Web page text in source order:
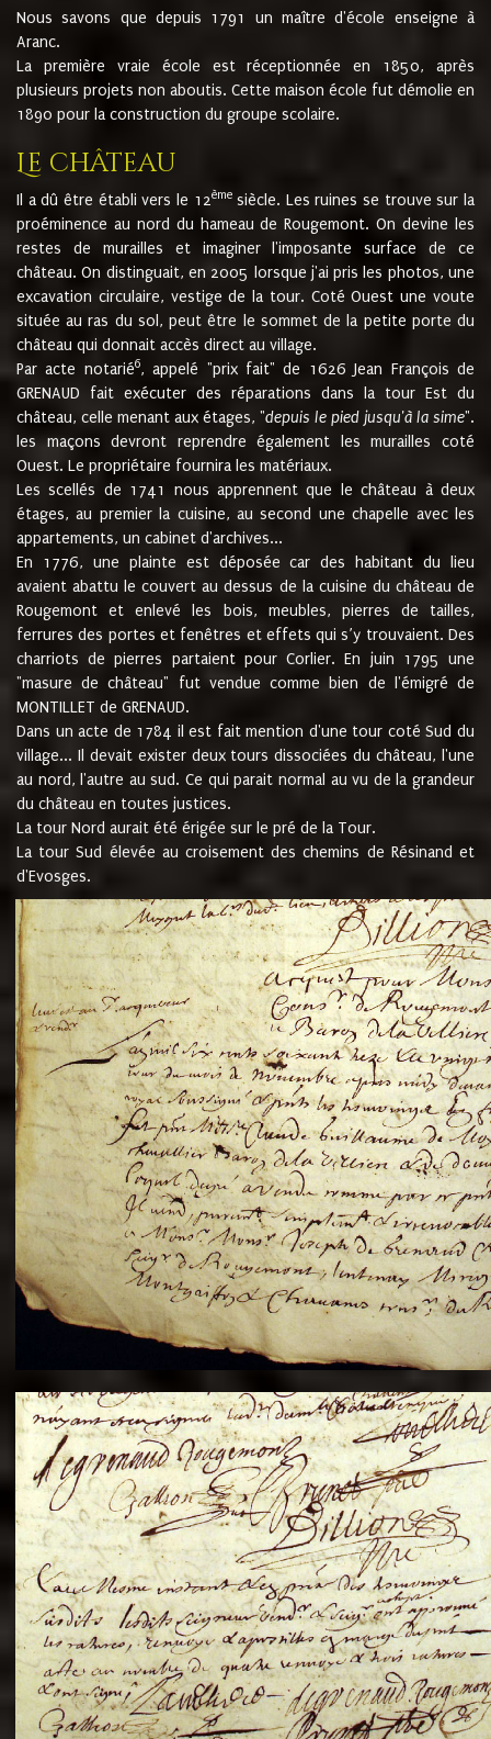
Nous savons que depuis 1791 un maître d'école enseigne à
Aranc.
La première vraie école est réceptionnée en 1850, après
plusieurs projets non aboutis. Cette maison école fut démolie en
1890 pour la construction du groupe scolaire.
Le château
Il a dû être établi vers le 12èmesiècle. Les ruines se trouve sur la
proéminence au nord du hameau de Rougemont. On devine les
restes de murailles et imaginer l'imposante surface de ce
château. On distinguait, en 2005 lorsque j'ai pris les photos, une
excavation circulaire, vestige de la tour. Coté Ouest une voute
située au ras du sol, peut être le sommet de la petite porte du
château qui donnait accès direct au village.
Par acte notarié6, appelé "prix fait" de 1626 Jean François de
GRENAUD fait exécuter des réparations dans la tour Est du
château, celle menant aux étages, "depuis le pied jusqu'à la sime".
les maçons devront reprendre également les murailles coté
Ouest. Le propriétaire fournira les matériaux.
Les scellés de 1741 nous apprennent que le château à deux
étages, au premier la cuisine, au second une chapelle avec les
appartements, un cabinet d'archives...
En 1776, une plainte est déposée car des habitant du lieu
avaient abattu le couvert au dessus de la cuisine du château de
Rougemont et enlevé les bois, meubles, pierres de tailles,
ferrures des portes et fenêtres et effets qui s’y trouvaient. Des
charriots de pierres partaient pour Corlier. En juin 1795 une
"masure de château" fut vendue comme bien de l'émigré de
MONTILLET de GRENAUD.
Dans un acte de 1784 il est fait mention d'une tour coté Sud du
village... Il devait exister deux tours dissociées du château, l'une
au nord, l'autre au sud. Ce qui parait normal au vu de la grandeur
du château en toutes justices.
La tour Nord aurait été érigée sur le pré de la Tour.
La tour Sud élevée au croisement des chemins de Résinand et
d'Evosges.